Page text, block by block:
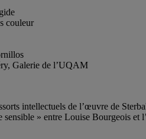
couleur
Galerie de l’UQAM
intellectuels de l’œuvre de
sensible » entre Louise Bourgeois